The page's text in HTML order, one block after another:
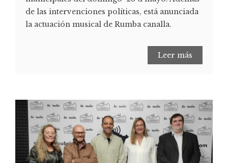
de las intervenciones políticas, está anunciada
la actuación musical de Rumba canalla.
Leer más